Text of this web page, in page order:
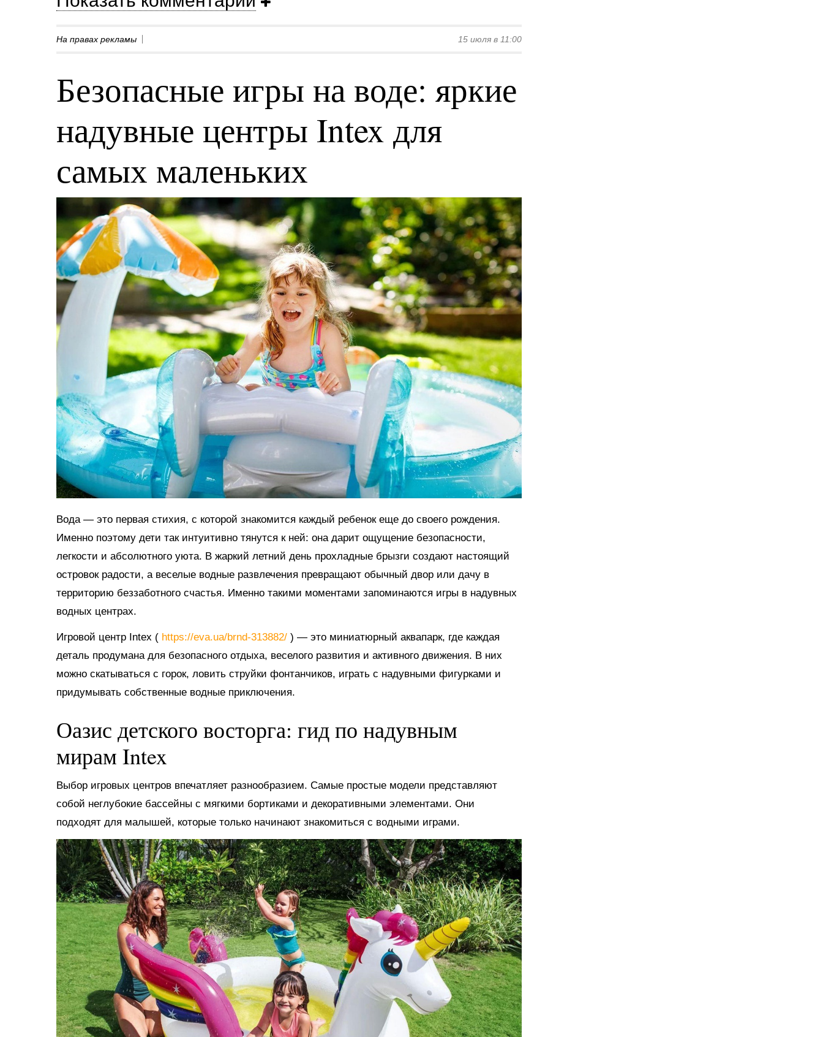
На правах рекламы 15 июля в 11:00
Безопасные игры на воде: яркие
надувные центры Intex для
самых маленьких
Вода — это первая стихия, с которой знакомится каждый ребенок еще до своего рождения.
Именно поэтому дети так интуитивно тянутся к ней: она дарит ощущение безопасности,
легкости и абсолютного уюта. В жаркий летний день прохладные брызги создают настоящий
островок радости, а веселые водные развлечения превращают обычный двор или дачу в
территорию беззаботного счастья. Именно такими моментами запоминаются игры в надувных
водных центрах.
Игровой центр Intex ( https://eva.ua/brnd-313882/ ) — это миниатюрный аквапарк, где каждая
деталь продумана для безопасного отдыха, веселого развития и активного движения. В них
можно скатываться с горок, ловить струйки фонтанчиков, играть с надувными фигурками и
придумывать собственные водные приключения.
Оазис детского восторга: гид по надувным
мирам Intex
Выбор игровых центров впечатляет разнообразием. Самые простые модели представляют
собой неглубокие бассейны с мягкими бортиками и декоративными элементами. Они
подходят для малышей, которые только начинают знакомиться с водными играми.